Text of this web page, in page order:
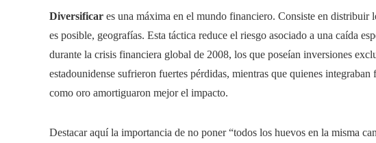
Diversificar es una máxima en el mundo financiero. Consiste en distribuir
es posible, geografías. Esta táctica reduce el riesgo asociado a una caída
durante la crisis financiera global de 2008, los que poseían inversiones
estadounidense sufrieron fuertes pérdidas, mientras que quienes
como oro amortiguaron mejor el impacto.
Destacar aquí la importancia de no poner “todos los huevos en la misma